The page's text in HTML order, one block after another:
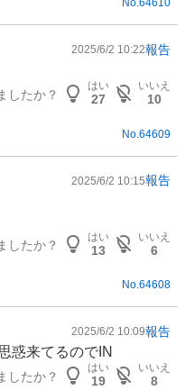
No.64610
2025/6/2 10:22報告
したか？
はい
27
いいえ
10
No. 64609
2025/6/2 10:15報告
したか？
はい
13
いいえ
6
No.64608
2025/6/2 10:09報告
惑来てるのでIN
したか？
はい
19
いいえ
8